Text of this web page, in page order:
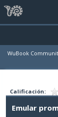
WuBook
Calificación:
Emular